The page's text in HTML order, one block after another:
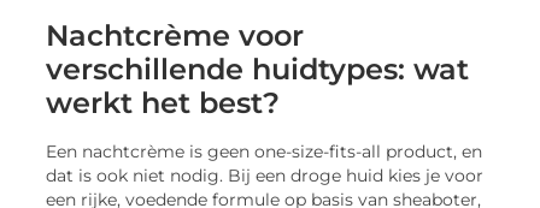
Nachtcrème voor
verschillende huidtypes: wat
werkt het best?
Een nachtcrème is geen one-size-fits-all product, en
dat is ook niet nodig. Bij een droge huid kies je voor
een rijke, voedende formule op basis van sheaboter,